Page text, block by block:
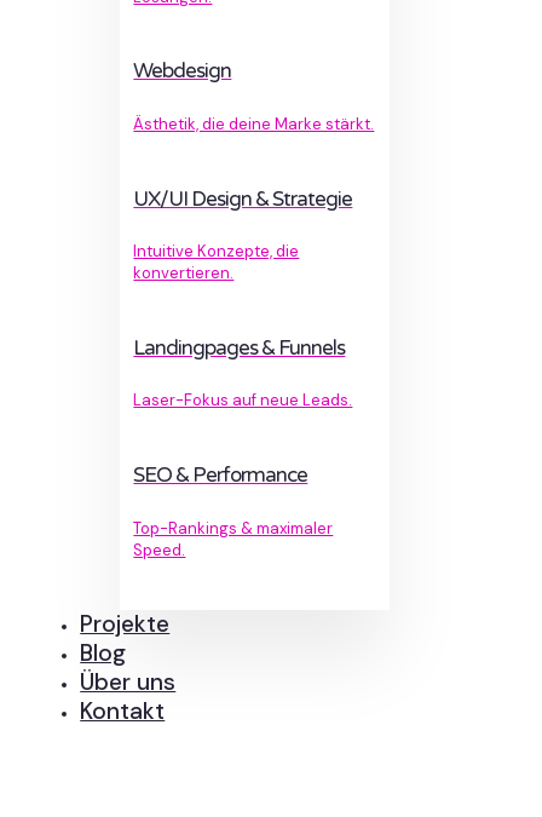
Webdesign
Ästhetik, die deine Marke stärkt.
UX/UI Design & Strategie
Intuitive Konzepte, die
konvertieren.
Landingpages & Funnels
Laser-Fokus auf neue Leads.
SEO & Performance
Top-Rankings & maximaler
Speed.
Projekte
Blog
Über uns
Kontakt